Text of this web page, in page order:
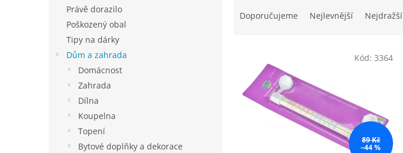
Právě dorazilo
Poškozený obal
Tipy na dárky
Dům a zahrada
Domácnost
Zahrada
Dílna
Koupelna
Topení
Bytové doplňky a dekorace
Doporučujeme Nejlevnější Nejdražší
89 Kč
–44 %
Kód: 3364